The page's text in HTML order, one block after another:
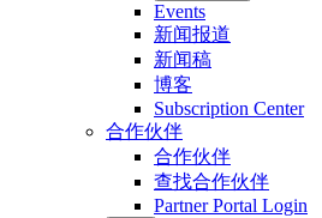
Events
新闻报道
新闻稿
博客
Subscription Center
合作伙伴
合作伙伴
查找合作伙伴
Partner Portal Login